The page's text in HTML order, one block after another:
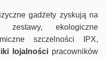
gadżety zyskują na
zestawy, ekologiczne
szczelności IPX,
lojalnościpracowników